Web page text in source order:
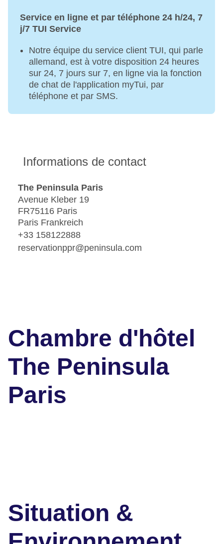
Service en ligne et par téléphone 24 h/24, 7
j/7 TUI Service
Notre équipe du service client TUI, qui parle
allemand, est à votre disposition 24 heures
sur 24, 7 jours sur 7, en ligne via la fonction
de chat de l'application myTui, par
téléphone et par SMS.
Informations de contact
The Peninsula Paris
Avenue Kleber 19
FR75116 Paris
Paris Frankreich
+33 158122888
reservationppr@peninsula.com
Chambre d'hôtel
The Peninsula
Paris
Situation &